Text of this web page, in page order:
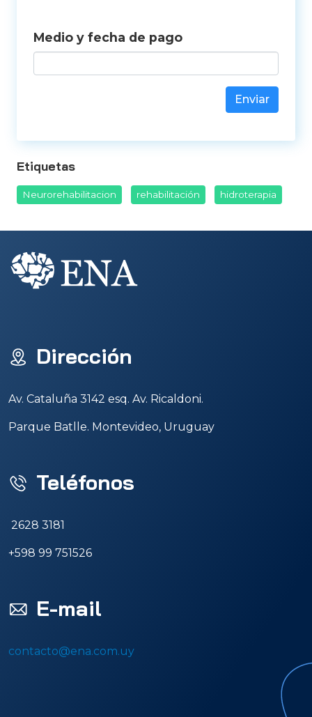
Medio y fecha de pago
Enviar
Etiquetas
Neurorehabilitacion rehabilitación hidroterapia
Dirección
Av. Cataluña 3142 esq. Av. Ricaldoni.
Parque Batlle. Montevideo, Uruguay
Teléfonos
2628 3181
+598 99 751526
E-mail
contacto@ena.com.uy